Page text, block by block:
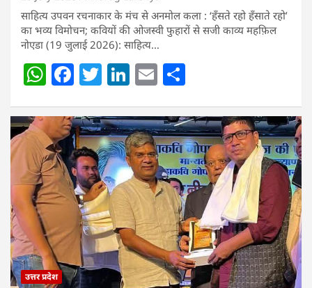
साहित्य उपवन रचनाकार के मंच से अनमोल कला : ‘हॅंसते रहो हॅंसाते रहो’
का भव्य विमोचन; कवियों की ओजस्वी फुहारों से सजी काव्य महफ़िल
नोएडा (19 जुलाई 2026): साहित्य…
W
at
s
A
p
p
F
c
e
b
o
o
k
T
itt
er
Li
k
e
dI
n
E
ai
l
ar
e
उत्तर प्रदेश